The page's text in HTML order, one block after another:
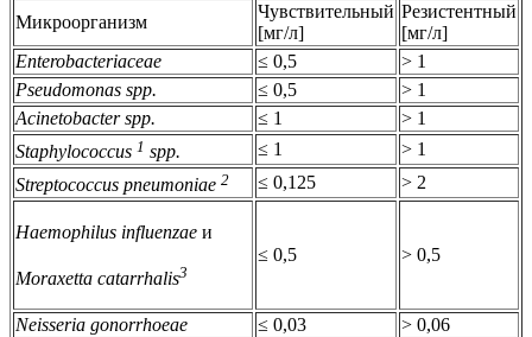
Микроорганизм
Чувствительный
[мг/л]
Резистентный
[мг/л]
Enterobacteriaceae
≤ 0,5
> 1
Pseudomonas spp.
≤ 0,5
> 1
Acinetobacter spp.
≤ 1
> 1
Staphylococcus 1 spp. ≤ 1
> 1
Streptococcus pneumoniae 2 ≤ 0,125 > 2
Haemophilus influenzae и
Moraxetta catarrhalis3
≤ 0,5 > 0,5
Neisseria gonorrhoeae ≤ 0,03
> 0,06